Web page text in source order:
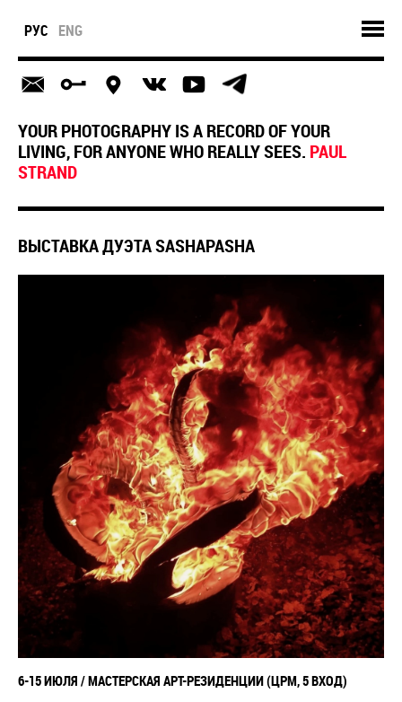
РУС ENG
YOUR PHOTOGRAPHY IS A RECORD OF YOUR
LIVING, FOR ANYONE WHO REALLY SEES. PAUL
STRAND
ВЫСТАВКА ДУЭТА SASHAPASHA
6-15ИЮЛЯ / МАСТЕРСКАЯ АРТ-РЕЗИДЕНЦИИ (ЦРМ, 5 ВХОД)